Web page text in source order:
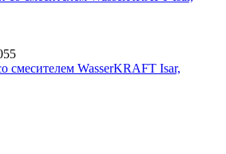
смесителем WasserKRAFT Isar,